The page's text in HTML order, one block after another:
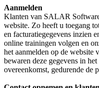
Aanmelden
Klanten van SALAR
website. Zo heeft u toegang
en facturatiegegevens inzien
online trainingen volgen en
het aanmelden op de
bewaren deze gegevens in
overeenkomst, gedurende de